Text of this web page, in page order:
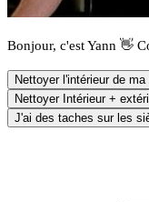
Bonjour, c'est Yann 👋
Nettoyer l'intérieur de ma
Nettoyer Intérieur +
J'ai des taches sur les